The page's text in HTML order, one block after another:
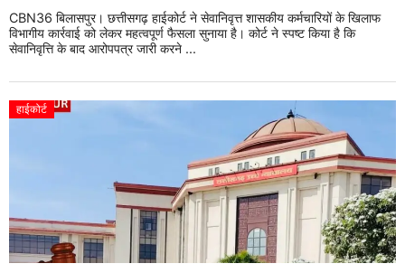
CBN36 बिलासपुर। छत्तीसगढ़ हाईकोर्ट ने सेवानिवृत्त शासकीय कर्मचारियों के खिलाफ
विभागीय कार्रवाई को लेकर महत्वपूर्ण फैसला सुनाया है। कोर्ट ने स्पष्ट किया है कि
सेवानिवृत्ति के बाद आरोपपत्र जारी करने ...
हाईकोर्ट